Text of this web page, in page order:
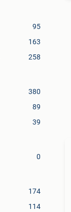
95
163
258
380
89
39
0
174
114